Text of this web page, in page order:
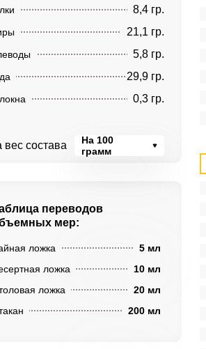
8,4 гр.
21,1 гр.
5,8 гр.
29,9 гр.
0,3 гр.
вес состава
На 100
грамм
переводов
мер:
ложка
5 мл
ложка
10 мл
ложка
20 мл
200 мл